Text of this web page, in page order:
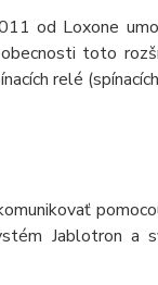
od Loxone
toto
relé
Jablotron a